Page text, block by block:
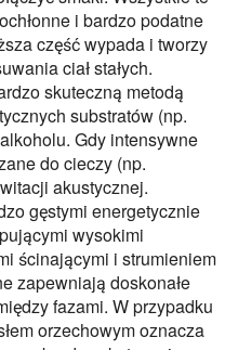
i bardzo podatne
część wypada i tworzy
ciał stałych.
skuteczną metodą
substratów (np.
Gdy intensywne
do cieczy (np.
akustycznej.
gęstymi energetycznie
wysokimi
ścinającymi i strumieniem
zapewniają doskonałe
fazami. W przypadku
orzechowym oznacza